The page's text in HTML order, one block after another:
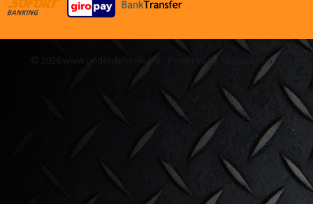
© 2026 www.onderdelen4x4.nl - Powered by Shoppagina.nl